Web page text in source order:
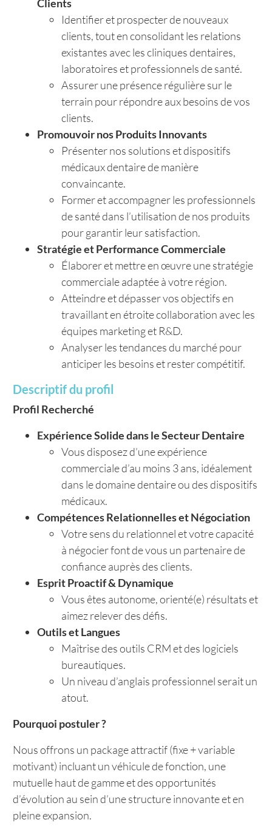
Clients
Identifier et prospecter de nouveaux
clients, tout en consolidant les relations
existantes avec les cliniques dentaires,
laboratoires et professionnels de santé.
Assurer une présence régulière sur le
terrain pour répondre aux besoins de vos
clients.
Promouvoir nos Produits Innovants
Présenter nos solutions et dispositifs
médicaux dentaire de manière
convaincante.
Former et accompagner les professionnels
de santé dans l’utilisation de nos produits
pour garantir leur satisfaction.
Stratégie et Performance Commerciale
Élaborer et mettre en œuvre une stratégie
commerciale adaptée à votre région.
Atteindre et dépasser vos objectifs en
travaillant en étroite collaboration avec les
équipes marketing et R&D.
Analyser les tendances du marché pour
anticiper les besoins et rester compétitif.
Descriptif du profil
Profil Recherché
Expérience Solide dans le Secteur Dentaire
Vous disposez d’une expérience
commerciale d’au moins 3 ans, idéalement
dans le domaine dentaire ou des dispositifs
médicaux.
Compétences Relationnelles et Négociation
Votre sens du relationnel et votre capacité
à négocier font de vous un partenaire de
confiance auprès des clients.
Esprit Proactif & Dynamique
Vous êtes autonome, orienté(e) résultats et
aimez relever des défis.
Outils et Langues
Maîtrise des outils CRM et des logiciels
bureautiques.
Un niveau d’anglais professionnel serait un
atout.
Pourquoi postuler ?
Nous offrons un package attractif (fixe + variable
motivant) incluant un véhicule de fonction, une
mutuelle haut de gamme et des opportunités
d’évolution au sein d’une structure innovante et en
pleine expansion.